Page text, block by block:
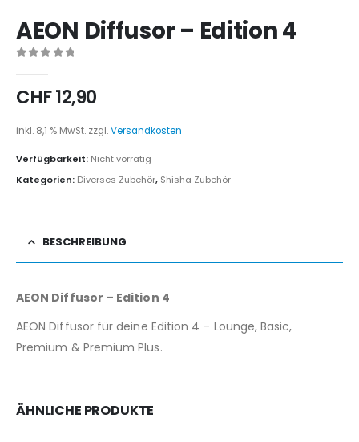
AEON Diffusor – Edition 4
CHF12,90
inkl. 8,1 % MwSt. zzgl.Versandkosten
Verfügbarkeit: Nicht vorrätig
Kategorien: Diverses Zubehör, Shisha Zubehör
BESCHREIBUNG
AEON Diffusor – Edition 4
AEON Diffusor für deine Edition 4 – Lounge, Basic,
Premium & Premium Plus.
ÄHNLICHE PRODUKTE